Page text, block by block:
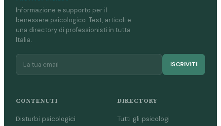
Informazione e supporto per il
benessere psicologico. Test, articoli e
una directory di professionisti in tutta
Italia.
ISCRIVITI
CONTENUTI
Disturbi psicologici
DIRECTORY
Tutti gli psicologi